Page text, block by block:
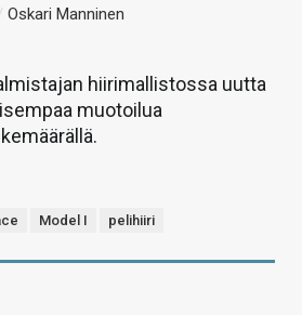
Oskari Manninen
hiirimallistossa uutta
muotoilua
Model I pelihiiri